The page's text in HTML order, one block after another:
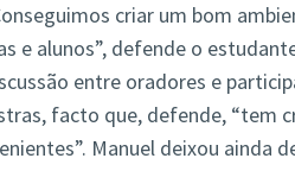
criar um bom
e alunos”, defende o
entre oradores e
facto que, defende, “tem
Manuel deixou ainda